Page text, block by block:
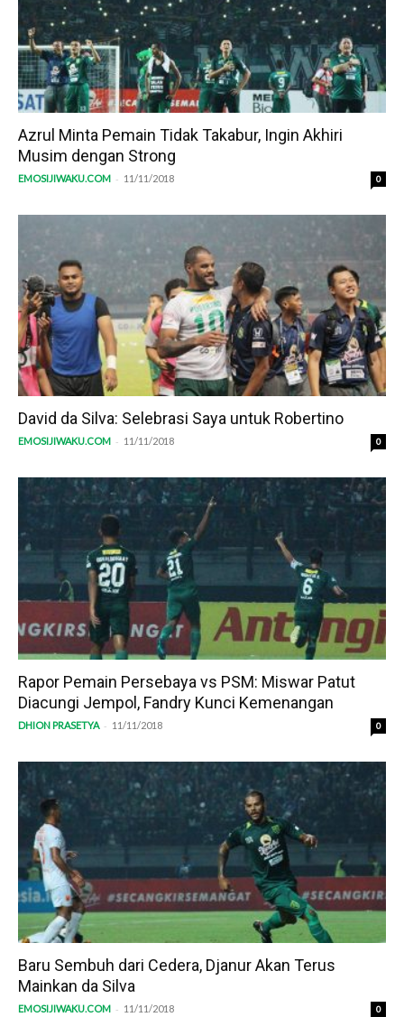
Azrul Minta Pemain Tidak Takabur, Ingin Akhiri
Musim dengan Strong
EMOSIJIWAKU.COM - 11/11/2018 0
David da Silva: Selebrasi Saya untuk Robertino
EMOSIJIWAKU.COM - 11/11/2018 0
Rapor Pemain Persebaya vs PSM: Miswar Patut
Diacungi Jempol, Fandry Kunci Kemenangan
DHION PRASETYA - 11/11/2018 0
Baru Sembuh dari Cedera, Djanur Akan Terus
Mainkan da Silva
EMOSIJIWAKU.COM - 11/11/2018 0